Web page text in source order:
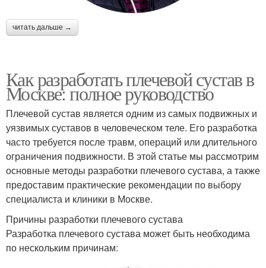
читать дальше →
Как разработать плечевой сустав в
Москве: полное руководство
Плечевой сустав является одним из самых подвижных и
уязвимых суставов в человеческом теле. Его разработка
часто требуется после травм, операций или длительного
ограничения подвижности. В этой статье мы рассмотрим
основные методы разработки плечевого сустава, а также
предоставим практические рекомендации по выбору
специалиста и клиники в Москве.
Причины разработки плечевого сустава
Разработка плечевого сустава может быть необходима
по нескольким причинам: